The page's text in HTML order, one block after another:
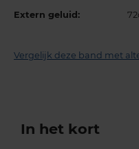
Extern geluid:
Vergelijk deze band met
In het kort